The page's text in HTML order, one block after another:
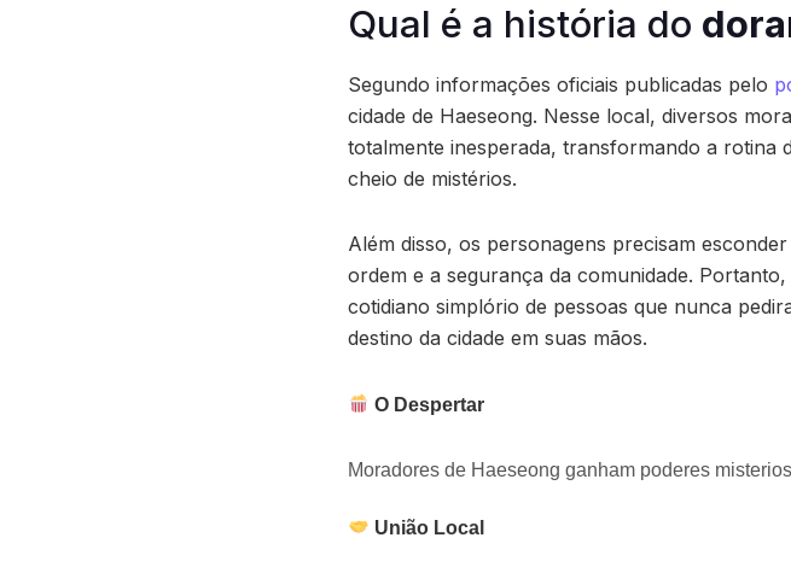
Qual é a história do
Segundo informações oficiais publicadas pelo
cidade de Haeseong. Nesse local, diversos
totalmente inesperada, transformando a rotina
cheio de mistérios.
Além disso, os personagens precisam
ordem e a segurança da comunidade.
cotidiano simplório de pessoas que nunca
destino da cidade em suas mãos.
O Despertar
Moradores de Haeseong ganham poderes
União Local